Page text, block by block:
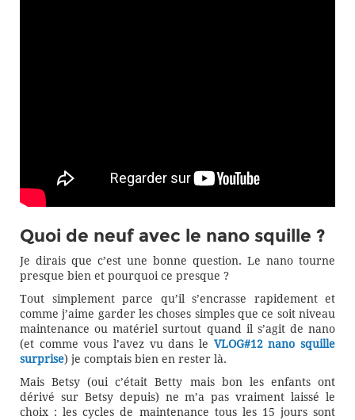
Quoi de neuf avec le nano squille ?
Je dirais que c’est une bonne question. Le nano tourne
presque bien et pourquoi ce presque ?
Tout simplement parce qu’il s’encrasse rapidement et
comme j’aime garder les choses simples que ce soit niveau
maintenance ou matériel surtout quand il s’agit de nano
(et comme vous l’avez vu dans le VLOG#12 nano squille
surprise) je comptais bien en rester là.
Mais Betsy (oui c’était Betty mais bon les enfants ont
dérivé sur Betsy depuis) ne m’a pas vraiment laissé le
choix : les cycles de maintenance tous les 15 jours sont